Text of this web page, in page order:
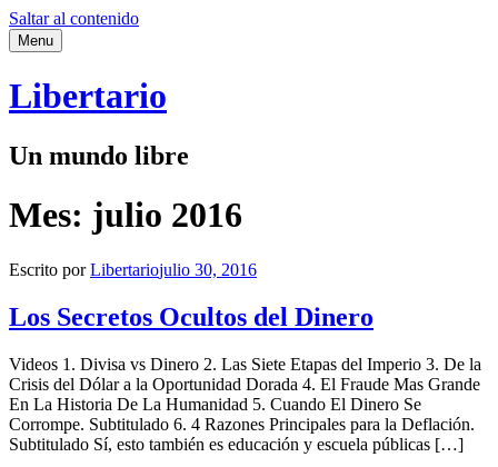
Saltar al contenido
Menu
Libertario
Un mundo libre
Mes: julio 2016
Escrito porLibertariojulio 30, 2016
Los Secretos Ocultos del Dinero
Videos 1. Divisa vs Dinero 2. Las Siete Etapas del Imperio 3. De la
Crisis del Dólar a la Oportunidad Dorada 4. El Fraude Mas Grande
En La Historia De La Humanidad 5. Cuando El Dinero Se
Corrompe. Subtitulado 6. 4 Razones Principales para la Deflación.
Subtitulado Sí, esto también es educación y escuela públicas […]